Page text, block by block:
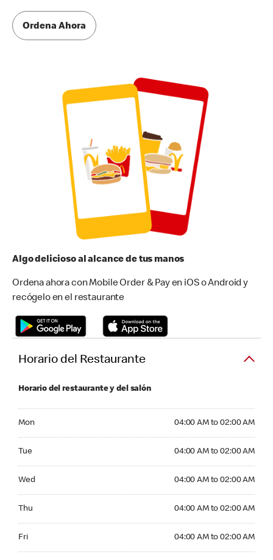
Ordena Ahora
Algo delicioso al alcance de tus manos
Ordena ahora con Mobile Order & Pay en iOS o Android y
recógelo en el restaurante
Horario del Restaurante
Horario del restaurante y del salón
Mon 04:00 AM to 02:00 AM
Tue 04:00 AM to 02:00 AM
Wed 04:00 AM to 02:00 AM
Thu 04:00 AM to 02:00 AM
Fri 04:00 AM to 02:00 AM